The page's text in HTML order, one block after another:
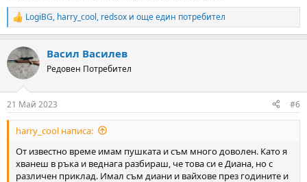
R
e
c
t
i
s
:
LogiBG, harry_cool, redsox и още един потребител
Васил Василев
Редовен Потребител
21 Май 2023 #6
harry_cool написа:
От известно време имам пушката и съм много доволен. Като я
хванеш в ръка и веднага разбираш, че това си е Диана, но с
различен приклад. Имал съм диани и вайхове през годините и